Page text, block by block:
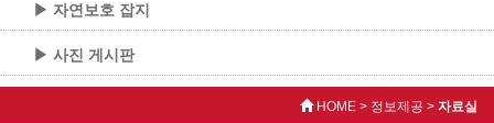
▶ 자연보호 잡지
▶ 사진 게시판
HOME > 정보제공 > 자료실